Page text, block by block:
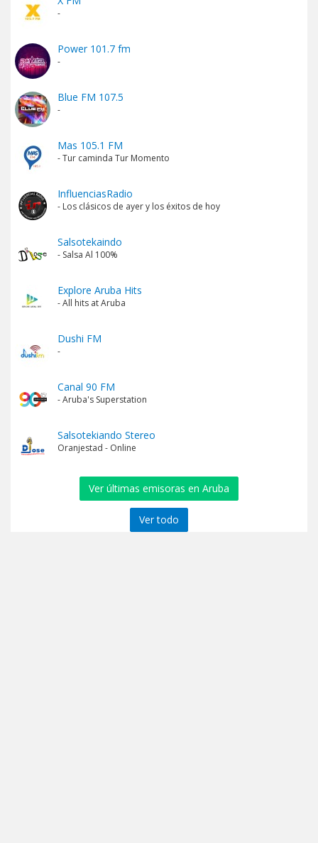
-
Power 101.7 fm
-
Blue FM 107.5
-
Mas 105.1 FM
- Tur caminda Tur Momento
InfluenciasRadio
- Los clásicos de ayer y los éxitos de hoy
Salsotekaindo
- Salsa Al 100%
Explore Aruba Hits
- All hits at Aruba
Dushi FM
-
Canal 90 FM
- Aruba's Superstation
Salsotekiando Stereo
Oranjestad - Online
Ver últimas emisoras en Aruba
Ver todo